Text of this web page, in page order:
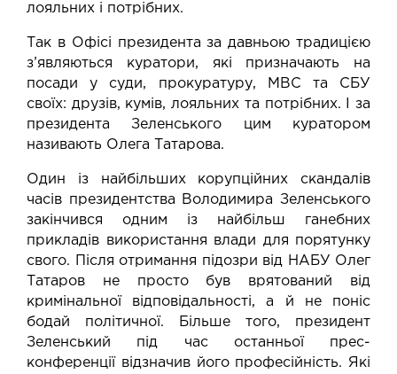
лояльних і потрібних.
Так в Офісі президента за давньою традицією
з’являються куратори, які призначають на
посади у суди, прокуратуру, МВС та СБУ
своїх: друзів, кумів, лояльних та потрібних. І за
президента Зеленського цим куратором
називають Олега Татарова.
Один із найбільших корупційних скандалів
часів президентства Володимира Зеленського
закінчився одним із найбільш ганебних
прикладів використання влади для порятунку
свого. Після отримання підозри від НАБУ Олег
Татаров не просто був врятований від
кримінальної відповідальності, а й не поніс
бодай політичної. Більше того, президент
Зеленський під час останньої прес-
конференції відзначив його професійність. Які